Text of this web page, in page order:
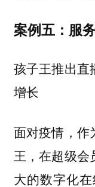
案例五：服
孩子王推出直
增长
面对疫情，作
王，在超级会
大的数字化